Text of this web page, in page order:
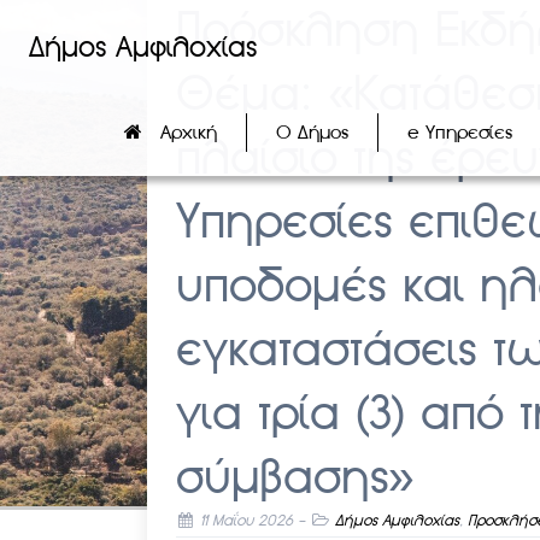
Δήμος Αμφιλοχίας
Αρχική Ο Δήμος e Υπηρεσίες
Πρόσκληση
πλαίσιο της
Υπηρεσίες
υποδομές και
εγκαταστάσεις
για τρία (3) από
σύμβασης»
11 Μαΐου 2026- Δήμος Αμφιλοχίας,